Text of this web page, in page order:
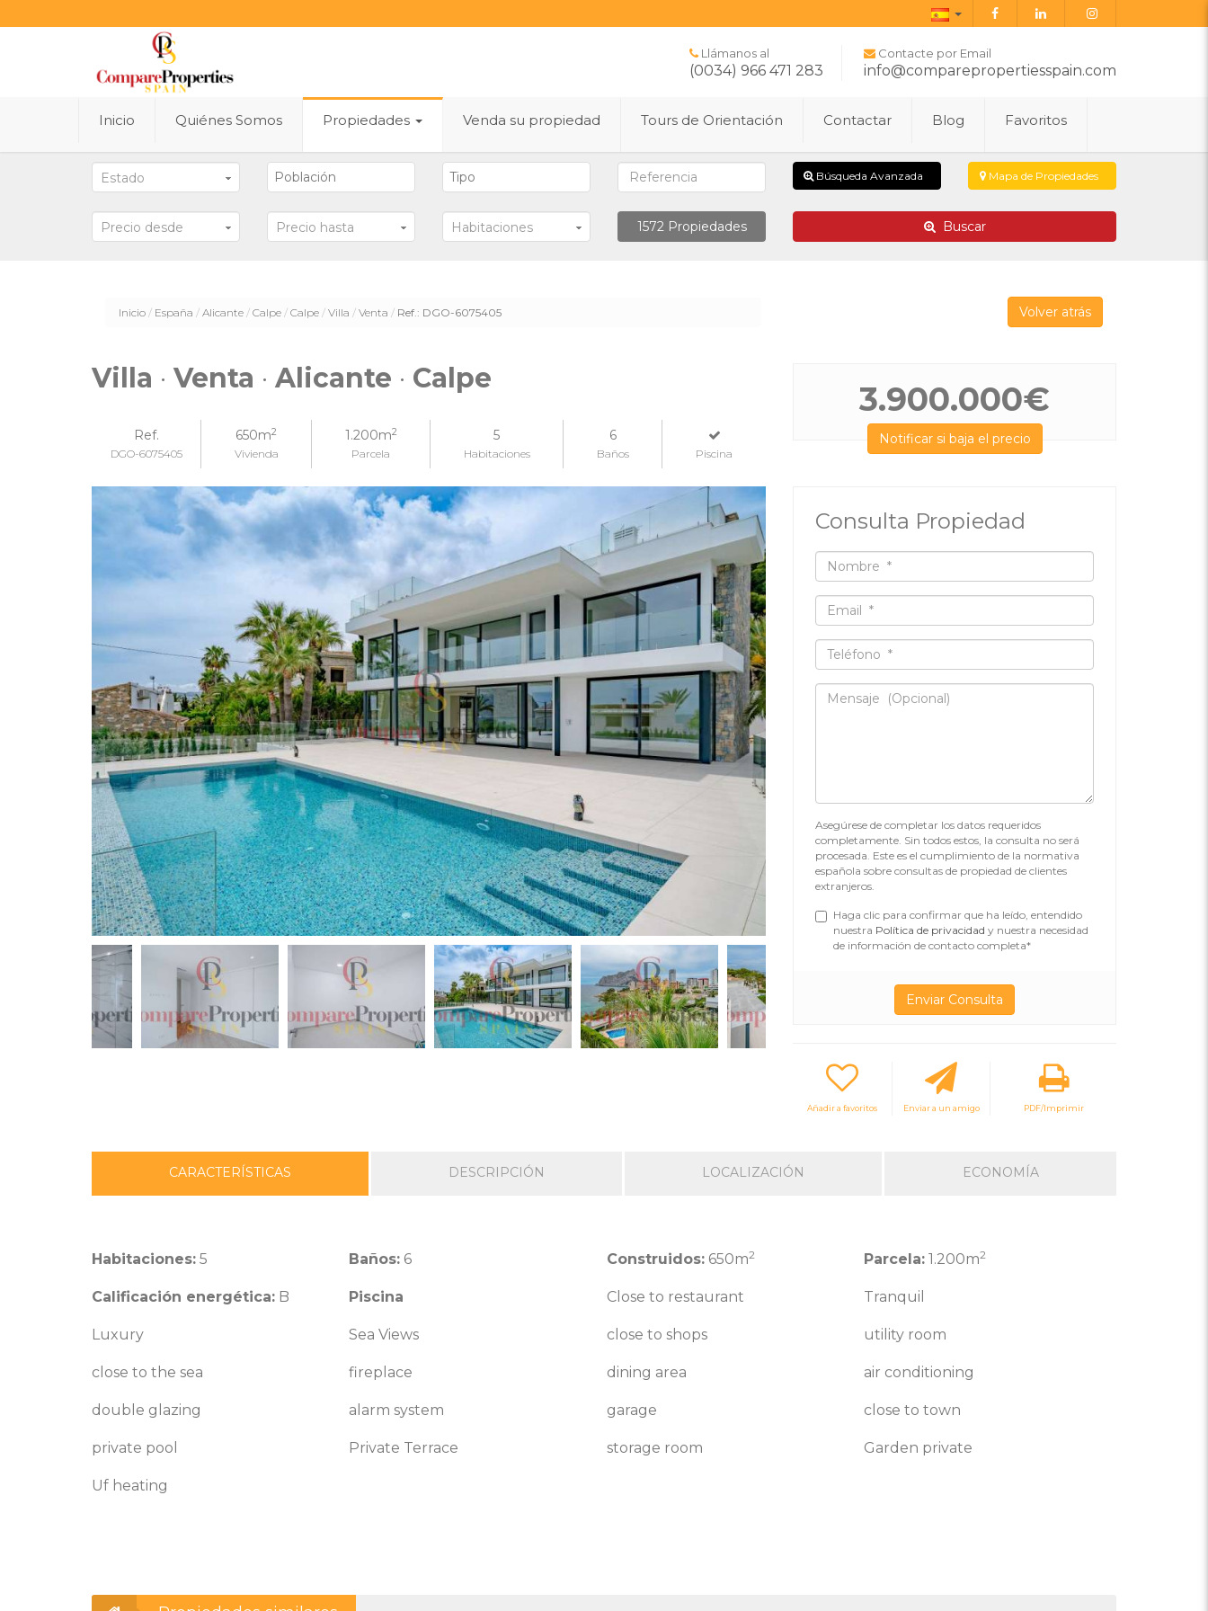
Español
Llámanos al
(0034) 966 471 283
Contacte por Email
info@comparepropertiesspain.com
Inicio Quiénes Somos Propiedades Venda su propiedad Tours de Orientación Contactar Blog Favoritos
Estado
Precio desde Precio hasta Habitaciones 1572Propiedades
Búsqueda Avanzada Mapa de Propiedades
Buscar
Inicio España Alicante Calpe Calpe Villa Venta Ref.: DGO-6075405 Volver atrás
Villa · Venta · Alicante · Calpe
Ref.
DGO-6075405
650m2
Vivienda
1.200m2
Parcela
5
Habitaciones
6
Baños Piscina
3.900.000€
Notificar si baja el precio
Consulta Propiedad
Asegúrese de completar los datos requeridos
completamente. Sin todos estos, la consulta no será
procesada. Este es el cumplimiento de la normativa
española sobre consultas de propiedad de clientes
extranjeros.
Haga clic para confirmar que ha leído, entendido
nuestra Política de privacidad y nuestra necesidad
de información de contacto completa*
Añadir a favoritos Enviar a un amigo PDF/Imprimir
CARACTERÍSTICAS DESCRIPCIÓN LOCALIZACIÓN ECONOMÍA
Habitaciones: 5 Baños: 6 Construidos:650m2 Parcela:1.200m2
Calificación energética: B Piscina Close to restaurant Tranquil
Luxury Sea Views close to shops utility room
close to the sea fireplace dining area air conditioning
double glazing alarm system garage close to town
private pool Private Terrace storage room Garden private
Uf heating